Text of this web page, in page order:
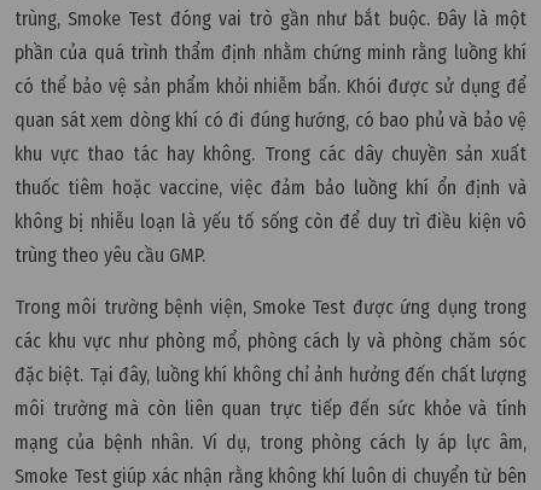
trùng, Smoke Test đóng vai trò gần như bắt buộc. Đây là một
phần của quá trình thẩm định nhằm chứng minh rằng luồng khí
có thể bảo vệ sản phẩm khỏi nhiễm bẩn. Khói được sử dụng để
quan sát xem dòng khí có đi đúng hướng, có bao phủ và bảo vệ
khu vực thao tác hay không. Trong các dây chuyền sản xuất
thuốc tiêm hoặc vaccine, việc đảm bảo luồng khí ổn định và
không bị nhiễu loạn là yếu tố sống còn để duy trì điều kiện vô
trùng theo yêu cầu GMP.
Trong môi trường bệnh viện, Smoke Test được ứng dụng trong
các khu vực như phòng mổ, phòng cách ly và phòng chăm sóc
đặc biệt. Tại đây, luồng khí không chỉ ảnh hưởng đến chất lượng
môi trường mà còn liên quan trực tiếp đến sức khỏe và tính
mạng của bệnh nhân. Ví dụ, trong phòng cách ly áp lực âm,
Smoke Test giúp xác nhận rằng không khí luôn di chuyển từ bên